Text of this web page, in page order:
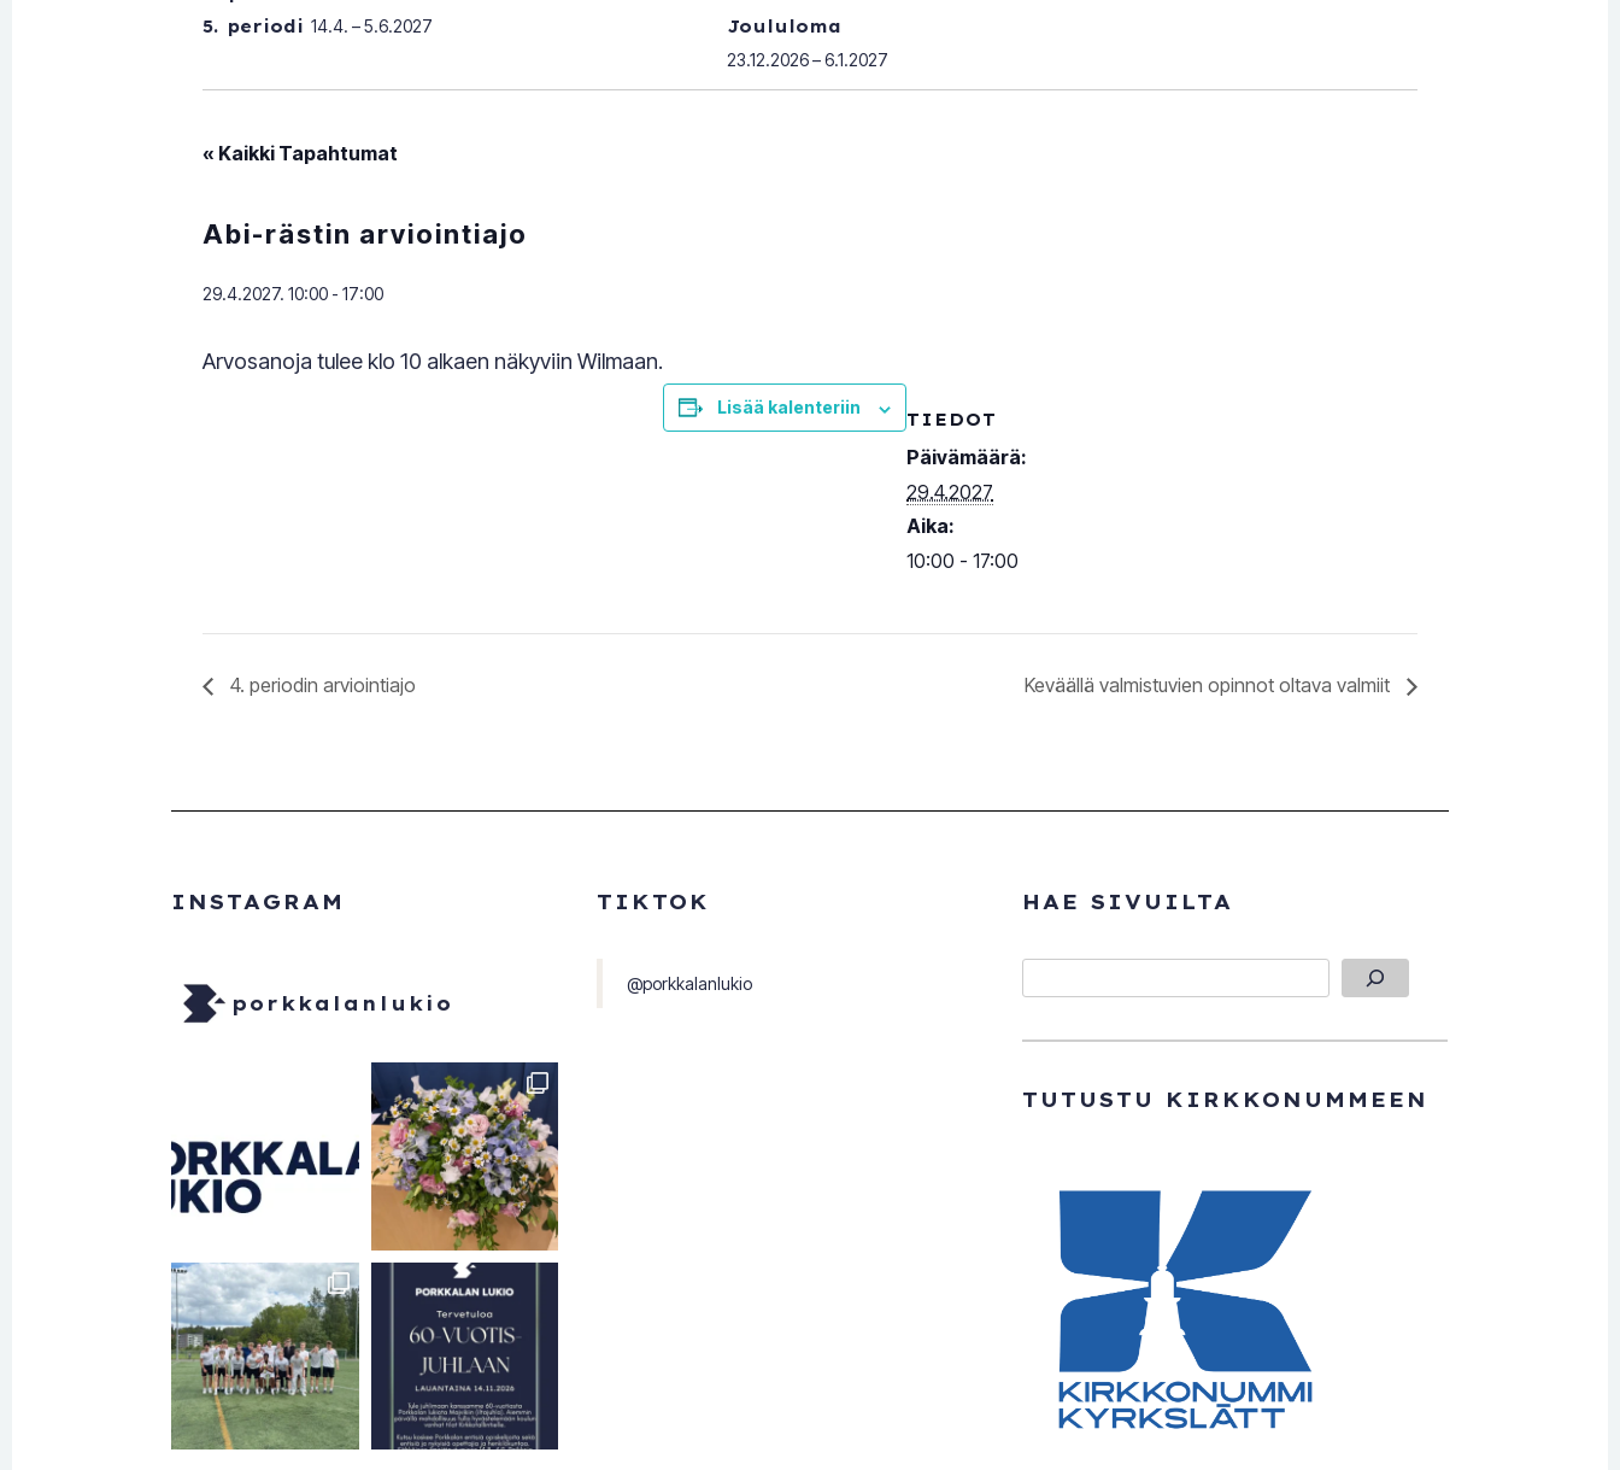
5. periodi 14.4. – 5.6.2027 Joululoma
23.12.2026 – 6.1.2027
« Kaikki Tapahtumat
Abi-rästin arviointiajo
29.4.2027. 10:00 - 17:00
Arvosanoja tulee klo 10 alkaen näkyviin Wilmaan.
Lisää kalenteriin
TIEDOT
Päivämäärä:
29.4.2027
Aika:
10:00 - 17:00
4. periodin arviointiajo Keväällä valmistuvien opinnot oltava valmiit
INSTAGRAM
porkkalanlukio
TIKTOK
@porkkalanlukio
HAE SIVUILTA
TUTUSTU KIRKKONUMMEEN